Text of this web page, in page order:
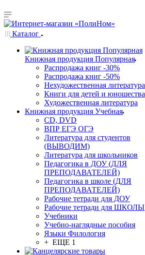
Каталог
Книжная продукция Популярная
Распродажа книг -30%
Распродажа книг -50%
Нехудожественная литература
Книги для детей и юношества
Художественная литература
Книжная продукция Учебная
CD, DVD
ВПР ЕГЭ ОГЭ
Литература для студентов
(ВЫВОДИМ)
Литература для школьников
Педагогика в ДОУ (ДЛЯ
ПРЕПОДАВАТЕЛЕЙ)
Педагогика в школе (ДЛЯ
ПРЕПОДАВАТЕЛЕЙ)
Рабочие тетради для ДОУ
Рабочие тетради для ШКОЛЫ
Учебники
Учебно-наглядные пособия
Языки Филология
+ ЕЩЕ 1